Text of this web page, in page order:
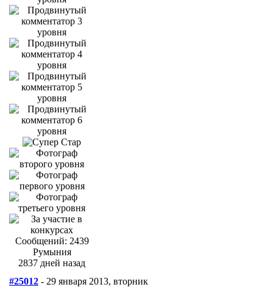
Сообщений: 2439
Румыния
2837 дней назад
#25012 - 29 января 2013, вторник